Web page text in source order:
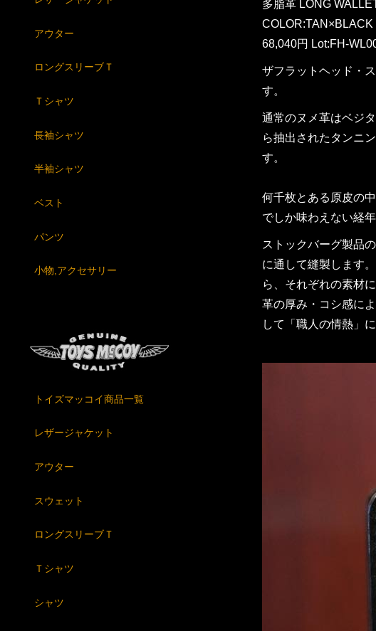
多脂革 LONG
COLOR:TAN×BLACK
68,040円 Lot:FH-
ザフラットヘッド・
す。
通常のヌメ革はベジ
ら抽出されたタンニ
す。
何千枚とある原皮の
でしか味わえない経
ストックバーグ製品
に通して縫製します
ら、それぞれの素材
革の厚み・コシ感に
して「職人の情熱」
アウター
ロングスリーブＴ
Ｔシャツ
長袖シャツ
半袖シャツ
ベスト
パンツ
小物,アクセサリー
トイズマッコイ商品一覧
レザージャケット
アウター
スウェット
ロングスリーブＴ
Ｔシャツ
シャツ